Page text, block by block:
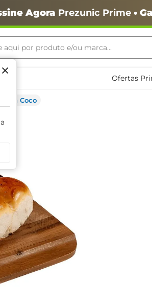
Agora Prezunic Prime•
aqui por produto e/ou marca...
Ofertas
com Coco
mais buscados
higiênico